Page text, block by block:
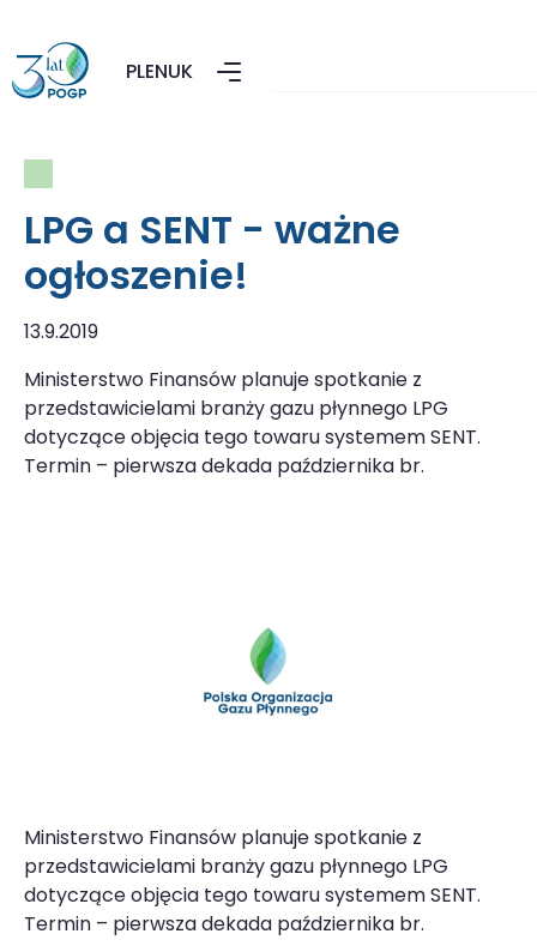
PLENUK
LPG a SENT - ważne
ogłoszenie!
13.9.2019
Ministerstwo Finansów planuje spotkanie z
przedstawicielami branży gazu płynnego LPG
dotyczące objęcia tego towaru systemem SENT.
Termin – pierwsza dekada października br.
Ministerstwo Finansów planuje spotkanie z
przedstawicielami branży gazu płynnego LPG
dotyczące objęcia tego towaru systemem SENT.
Termin – pierwsza dekada października br.